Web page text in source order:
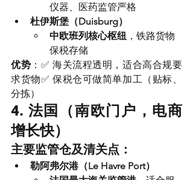
仪器、医药监管严格
杜伊斯堡（Duisburg）
中欧班列核心枢纽 ，铁路货物
保税存储
优势 ：✅ 海关流程透明，适合高合规要
求货物✅ 保税仓可做简单加工（贴标、
分拣）
4. 法国（南欧门户，电商
增长快）
主要监管仓及清关点：
勒阿弗尔港（Le Havre Port）